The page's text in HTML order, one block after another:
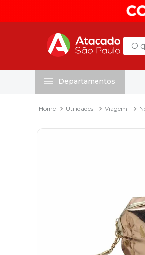
O
Departamentos
Utilidades Viagem
mala